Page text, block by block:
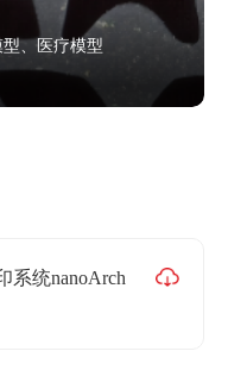
、医疗模型
系统nanoArch